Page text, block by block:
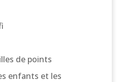
de points
enfants et les